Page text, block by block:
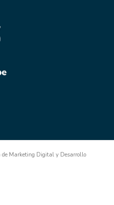
de Marketing Digital y Desarrollo